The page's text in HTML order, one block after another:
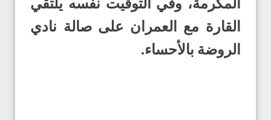
القارة مع العمران على صالة نادي
الروضة بالأحساء.